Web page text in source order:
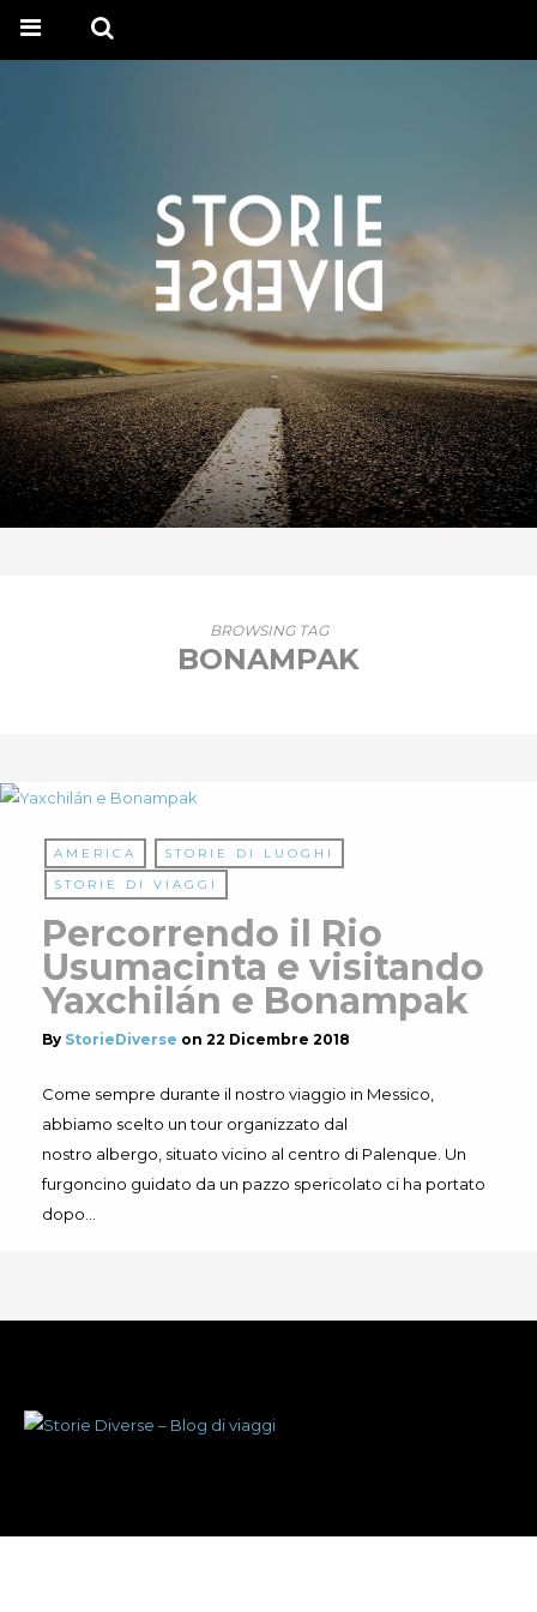
BROWSING TAG
BONAMPAK
AMERICA
STORIE DI LUOGHI
STORIE DI VIAGGI
Percorrendo il Rio
Usumacinta e visitando
Yaxchilán e Bonampak
By StorieDiverse on 22 Dicembre 2018
Come sempre durante il nostro viaggio in Messico,
abbiamo scelto un tour organizzato dal
nostro albergo, situato vicino al centro di Palenque. Un
furgoncino guidato da un pazzo spericolato ci ha portato
dopo…